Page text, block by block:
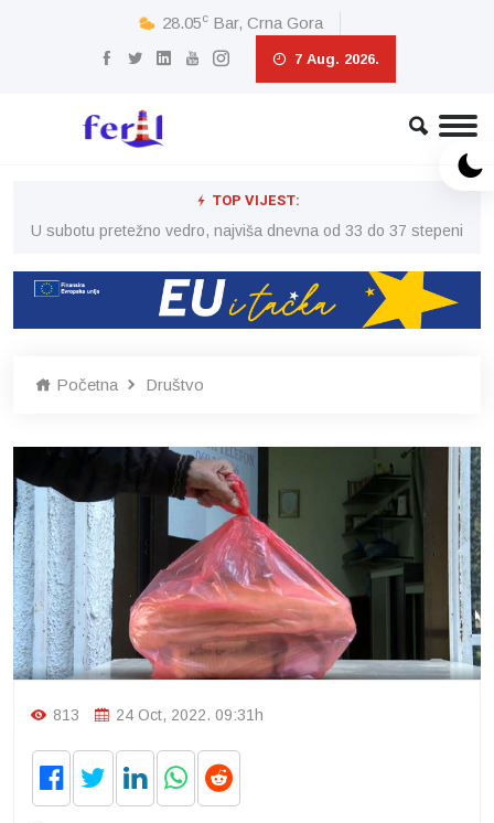
28.05c Bar, Crna Gora
7 Aug. 2026.
TOP VIJEST:
U subotu pretežno vedro, najviša dnevna od 33 do 37 stepeni
Početna Društvo
813 24 Oct, 2022. 09:31h